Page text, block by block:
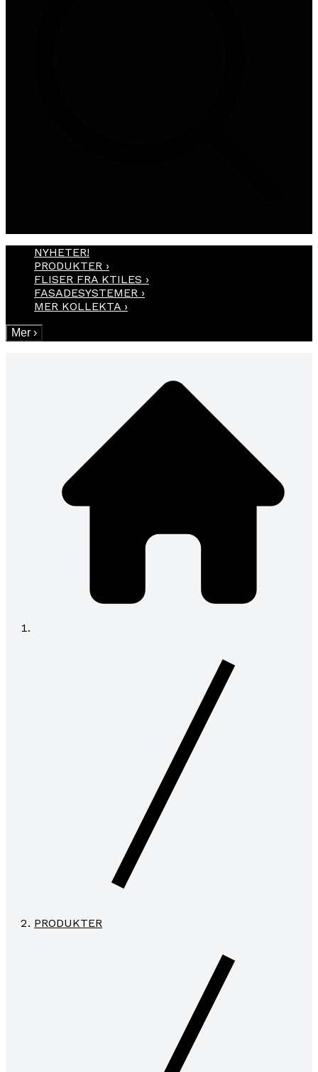
NYHETER!
PRODUKTER ›
FLISER FRA KTILES ›
FASADESYSTEMER ›
MER KOLLEKTA ›
Mer ›
PRODUKTER